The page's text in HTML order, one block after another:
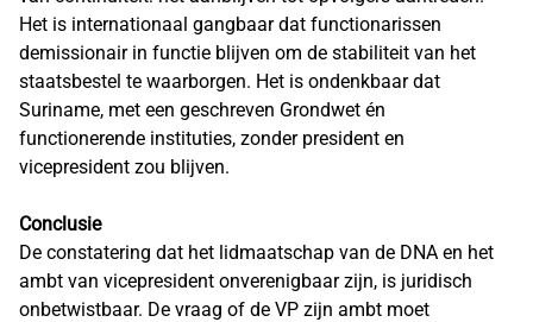
Het is internationaal gangbaar dat functionarissen
demissionair in functie blijven om de stabiliteit van het
staatsbestel te waarborgen. Het is ondenkbaar dat
Suriname, met een geschreven Grondwet én
functionerende instituties, zonder president en
vicepresident zou blijven.
Conclusie
De constatering dat het lidmaatschap van de DNA en het
ambt van vicepresident onverenigbaar zijn, is juridisch
onbetwistbaar. De vraag of de VP zijn ambt moet